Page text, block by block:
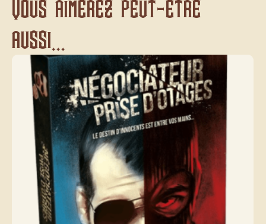
Vous aimerez peut-être
aussi...